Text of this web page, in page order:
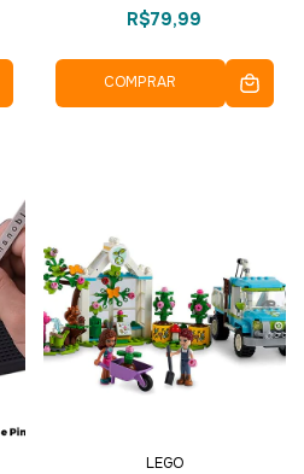
R$79,99
COMPRAR
LEGO